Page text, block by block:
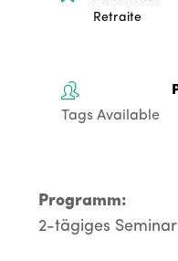
Retraite
Tags Available
Programm:
2-tägiges Seminar